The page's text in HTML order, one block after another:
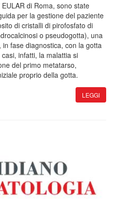
di Roma, sono state
per la gestione del paziente
di cristalli di pirofosfato di
o pseudogotta), una
fase diagnostica, con la gotta
infatti, la malattia si
del primo metatarso,
proprio della gotta.
LEGGI